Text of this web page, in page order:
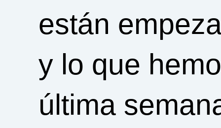
están
y lo que
última